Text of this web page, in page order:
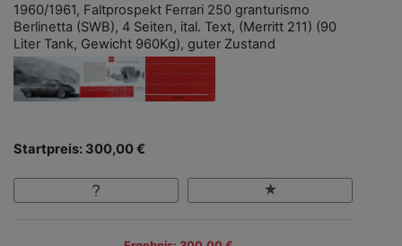
1960/1961, Faltprospekt Ferrari 250 granturismo
Berlinetta (SWB), 4 Seiten, ital. Text, (Merritt 211) (90
Liter Tank, Gewicht 960Kg), guter Zustand
Startpreis: 300,00 €